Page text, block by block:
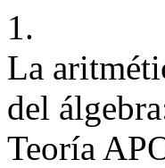
1.
La
del
Teoría